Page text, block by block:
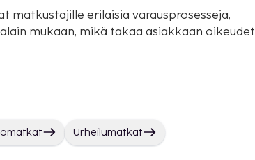
erilaisia varausprosesseja,
mukaan, mikä takaa asiakkaan oikeudet
Urheilumatkat